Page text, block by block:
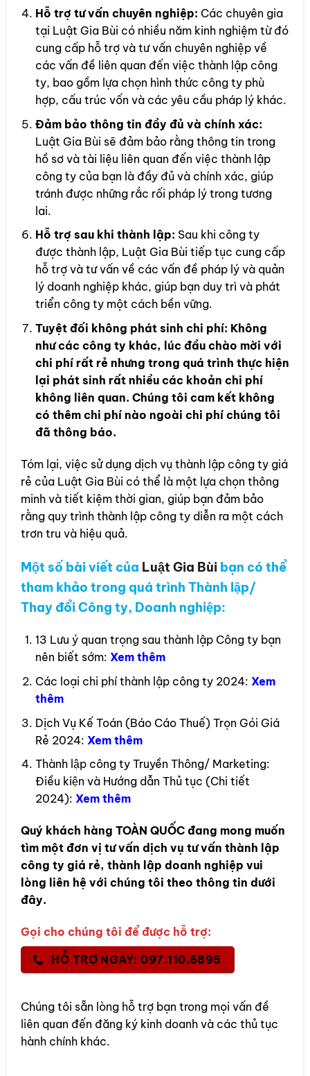
Hỗ trợ tư vấn chuyên nghiệp: Các chuyên gia
tại Luật Gia Bùi có nhiều năm kinh nghiệm từ đó
cung cấp hỗ trợ và tư vấn chuyên nghiệp về
các vấn đề liên quan đến việc thành lập công
ty, bao gồm lựa chọn hình thức công ty phù
hợp, cấu trúc vốn và các yêu cầu pháp lý khác.
Đảm bảo thông tin đầy đủ và chính xác:
Luật Gia Bùi sẽ đảm bảo rằng thông tin trong
hồ sơ và tài liệu liên quan đến việc thành lập
công ty của bạn là đầy đủ và chính xác, giúp
tránh được những rắc rối pháp lý trong tương
lai.
Hỗ trợ sau khi thành lập: Sau khi công ty
được thành lập, Luật Gia Bùi tiếp tục cung cấp
hỗ trợ và tư vấn về các vấn đề pháp lý và quản
lý doanh nghiệp khác, giúp bạn duy trì và phát
triển công ty một cách bền vững.
Tuyệt đối không phát sinh chi phí: Không
như các công ty khác, lúc đầu chào mời với
chi phí rất rẻ nhưng trong quá trình thực hiện
lại phát sinh rất nhiều các khoản chi phí
không liên quan. Chúng tôi cam kết không
có thêm chi phí nào ngoài chi phí chúng tôi
đã thông báo.
Tóm lại, việc sử dụng dịch vụ thành lập công ty giá
rẻ của Luật Gia Bùi có thể là một lựa chọn thông
minh và tiết kiệm thời gian, giúp bạn đảm bảo
rằng quy trình thành lập công ty diễn ra một cách
trơn tru và hiệu quả.
Một số bài viết của Luật Gia Bùibạn có thể
tham khảo trong quá trình Thành lập/
Thay đổi Công ty, Doanh nghiệp:
13 Lưu ý quan trọng sau thành lập Công ty bạn
nên biết sớm: Xem thêm
Các loại chi phí thành lập công ty 2024: Xem
thêm
Dịch Vụ Kế Toán (Báo Cáo Thuế) Trọn Gói Giá
Rẻ 2024: Xem thêm
Thành lập công ty Truyền Thông/ Marketing:
Điều kiện và Hướng dẫn Thủ tục (Chi tiết
2024): Xem thêm
Quý khách hàng TOÀN QUỐCđang mong muốn
tìm một đơn vị tư vấn dịch vụ tư vấn thành lập
công ty giá rẻ, thành lập doanh nghiệp vui
lòng liên hệ với chúng tôi theo thông tin dưới
đây.
Gọi cho chúng tôi để được hỗ trợ:
HỖ TRỢ NGAY: 097.110.6895
Chúng tôi sẵn lòng hỗ trợ bạn trong mọi vấn đề
liên quan đến đăng ký kinh doanh và các thủ tục
hành chính khác.